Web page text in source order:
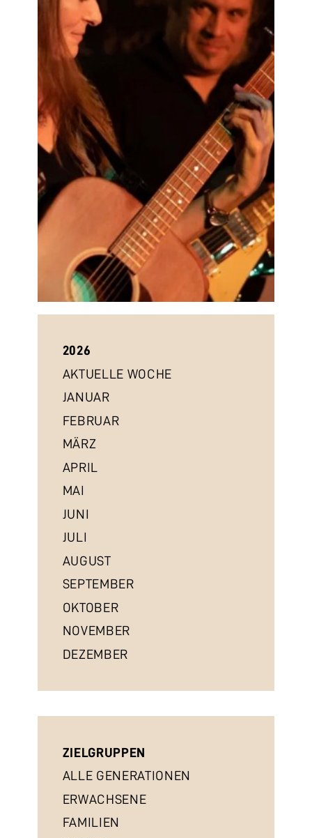
2026
AKTUELLE WOCHE
JANUAR
FEBRUAR
MÄRZ
APRIL
MAI
JUNI
JULI
AUGUST
SEPTEMBER
OKTOBER
NOVEMBER
DEZEMBER
ZIELGRUPPEN
ALLE GENERATIONEN
ERWACHSENE
FAMILIEN